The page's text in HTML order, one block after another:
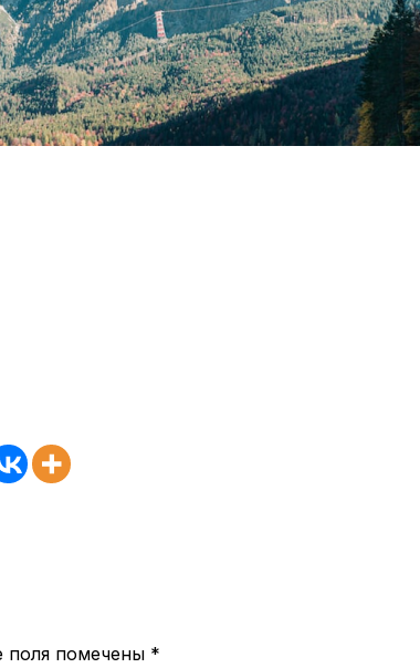
поля помечены *